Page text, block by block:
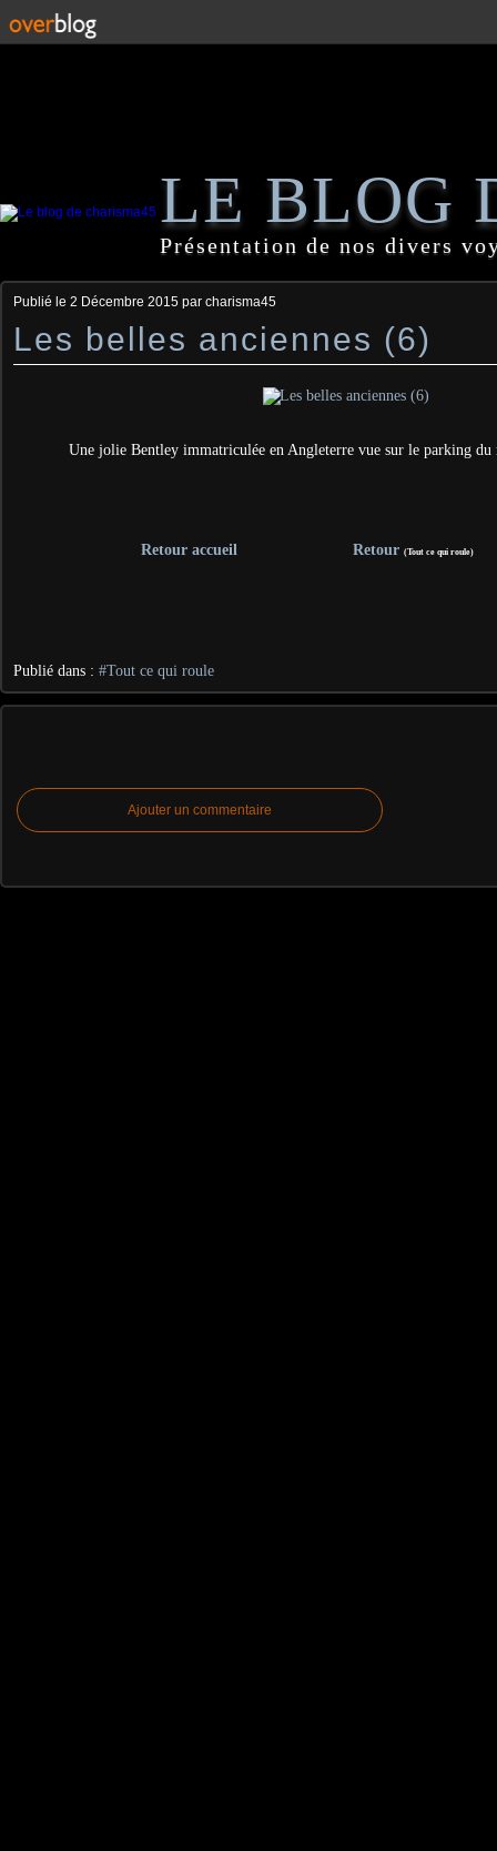
LE BLOG
Présentation de nos divers
Publié le 2 Décembre 2015 par charisma45
Les belles anciennes (6)
Une jolie Bentley immatriculée en Angleterre vue sur le parking du
Retour accueil Retour (Tout ce qui roule)
Publié dans : #Tout ce qui roule
Ajouter un commentaire